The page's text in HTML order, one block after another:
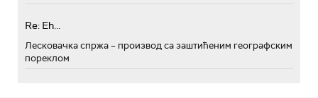
Re: Eh...
Лесковачка спржа – производ са заштићеним географским
пореклом